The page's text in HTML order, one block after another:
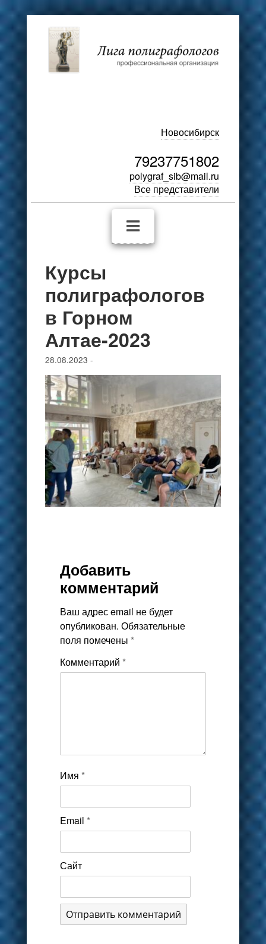
Новосибирск
79237751802
polygraf_sib@mail.ru
Все представители
Курсы
полиграфологов
в Горном
Алтае-2023
28.08.2023 -
Добавить
комментарий
Ваш адрес email не будет
опубликован. Обязательные
поля помечены *
Комментарий *
Имя *
Email *
Сайт